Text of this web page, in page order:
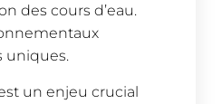
des cours d’eau.
uniques.
un enjeu crucial